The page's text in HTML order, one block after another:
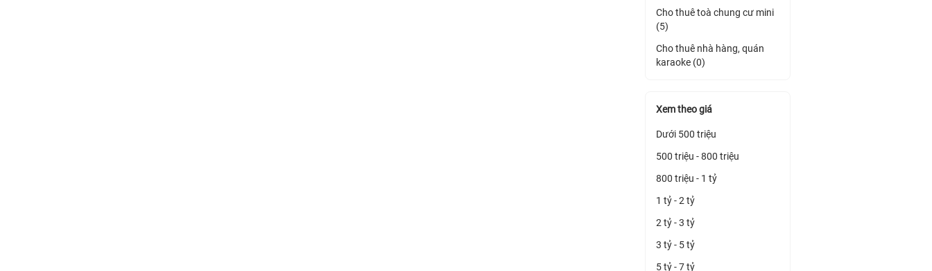
Cho thuê toà chung cư mini
(5)
Cho thuê nhà hàng, quán
karaoke (0)
Xem theo giá
Dưới 500 triệu
500 triệu - 800 triệu
800 triệu - 1 tỷ
1 tỷ - 2 tỷ
2 tỷ - 3 tỷ
3 tỷ - 5 tỷ
5 tỷ - 7 tỷ